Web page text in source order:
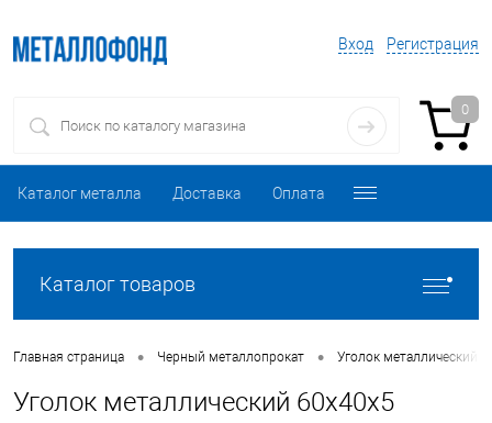
Вход Регистрация
0
Каталог металла Доставка Оплата
Каталог товаров
Главная страница • Черный металлопрокат • Уголок металлический
Уголок металлический 60х40х5